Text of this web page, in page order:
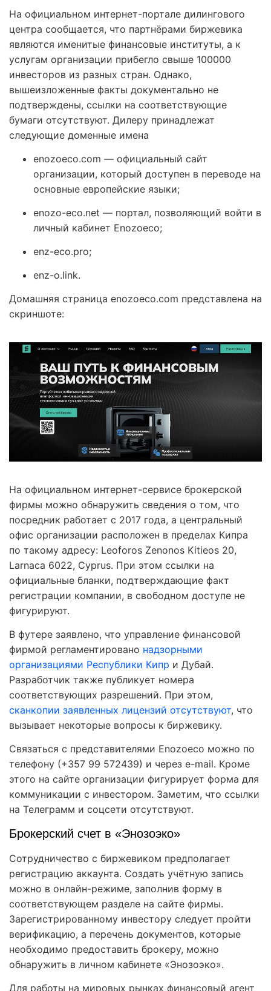
На официальном интернет-портале дилингового
центра сообщается, что партнёрами биржевика
являются именитые финансовые институты, а к
услугам организации прибегло свыше 100000
инвесторов из разных стран. Однако,
вышеизложенные факты документально не
подтверждены, ссылки на соответствующие
бумаги отсутствуют. Дилеру принадлежат
следующие доменные имена
enozoeco.com — официальный сайт
организации, который доступен в переводе на
основные европейские языки;
enozo-eco.net — портал, позволяющий войти в
личный кабинет Enozoeco;
enz-eco.pro;
enz-o.link.
Домашняя страница enozoeco.com представлена на
скриншоте:
На официальном интернет-сервисе брокерской
фирмы можно обнаружить сведения о том, что
посредник работает с 2017 года, а центральный
офис организации расположен в пределах Кипра
по такому адресу: Leoforos Zenonos Kitieos 20,
Larnaca 6022, Cyprus. При этом ссылки на
официальные бланки, подтверждающие факт
регистрации компании, в свободном доступе не
фигурируют.
В футере заявлено, что управление финансовой
фирмой регламентировано надзорными
организациями Республики Кипр и Дубай.
Разработчик также публикует номера
соответствующих разрешений. При этом,
сканкопии заявленных лицензий отсутствуют, что
вызывает некоторые вопросы к биржевику.
Связаться с представителями Enozoeco можно по
телефону (+357 99 572439) и через e-mail. Кроме
этого на сайте организации фигурирует форма для
коммуникации с инвестором. Заметим, что ссылки
на Телеграмм и соцсети отсутствуют.
Брокерский счет в «Энозоэко»
Сотрудничество с биржевиком предполагает
регистрацию аккаунта. Создать учётную запись
можно в онлайн-режиме, заполнив форму в
соответствующем разделе на сайте фирмы.
Зарегистрированному инвестору следует пройти
верификацию, а перечень документов, которые
необходимо предоставить брокеру, можно
обнаружить в личном кабинете «Энозоэко».
Для работы на мировых рынках финансовый агент